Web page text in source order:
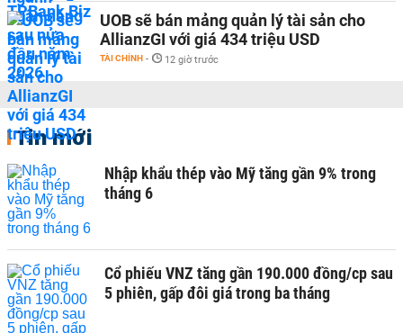
UOB sẽ bán mảng quản lý tài sản cho
AllianzGI với giá 434 triệu USD
TÀI CHÍNH - 12 giờ trước
Tin mới
Nhập khẩu thép vào Mỹ tăng gần 9% trong
tháng 6
Cổ phiếu VNZ tăng gần 190.000 đồng/cp sau
5 phiên, gấp đôi giá trong ba tháng